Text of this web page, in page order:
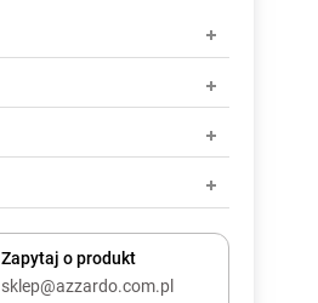
Zapytaj o produkt
sklep@azzardo.com.pl